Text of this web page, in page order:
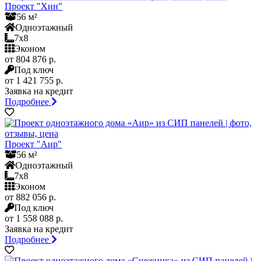
Проект "Хин"
56 м²
Одноэтажный
7x8
Эконом
от 804 876 р.
Под ключ
от 1 421 755 р.
Заявка на кредит
Подробнее
Проект "Аир"
56 м²
Одноэтажный
7x8
Эконом
от 882 056 р.
Под ключ
от 1 558 088 р.
Заявка на кредит
Подробнее